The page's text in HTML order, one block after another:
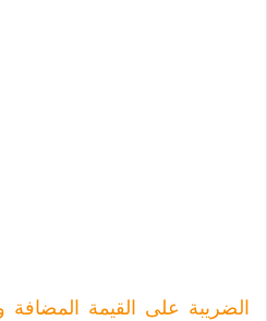
الضريبة على القيمة